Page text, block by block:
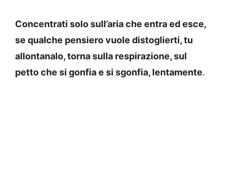
Concentrati solo sull’aria che entra ed esce,
se qualche pensiero vuole distoglierti, tu
allontanalo, torna sulla respirazione, sul
petto che si gonfia e si sgonfia, lentamente.